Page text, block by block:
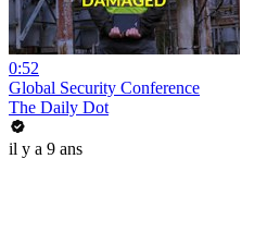
0:52
Global Security Conference
The Daily Dot
il y a 9 ans